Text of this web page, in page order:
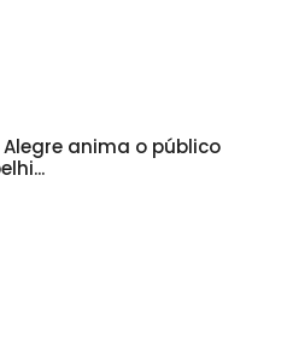
anima o público